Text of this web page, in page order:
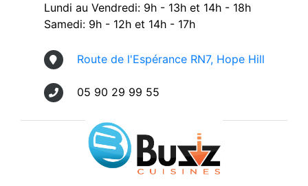
Lundi au Vendredi: 9h - 13h et 14h - 18h
Samedi: 9h - 12h et 14h - 17h
Route de l'Espérance RN7, Hope Hill
05 90 29 99 55